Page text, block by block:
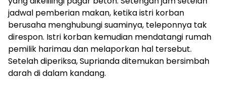
jadwal pemberian makan, ketika istri korban
berusaha menghubungi suaminya, teleponnya tak
direspon. Istri korban kemudian mendatangi rumah
pemilik harimau dan melaporkan hal tersebut.
Setelah diperiksa, Suprianda ditemukan bersimbah
darah di dalam kandang.